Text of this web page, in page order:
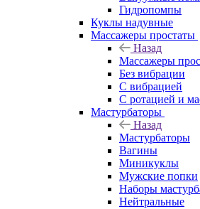
Гидропомпы
Куклы надувные
Массажеры простаты
Назад
Массажеры
Без вибрации
С вибрацией
С ротацией и
Мастурбаторы
Назад
Мастурбаторы
Вагины
Миникуклы
Мужские попки
Наборы
Нейтральные